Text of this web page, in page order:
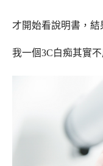
才開始看說明書，結
我一個3C白痴其實